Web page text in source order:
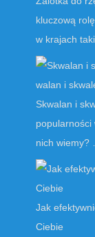
kluczową
w krajach
walan i
Skwalan i
popularności
nich wiemy?
Jak
Ciebie